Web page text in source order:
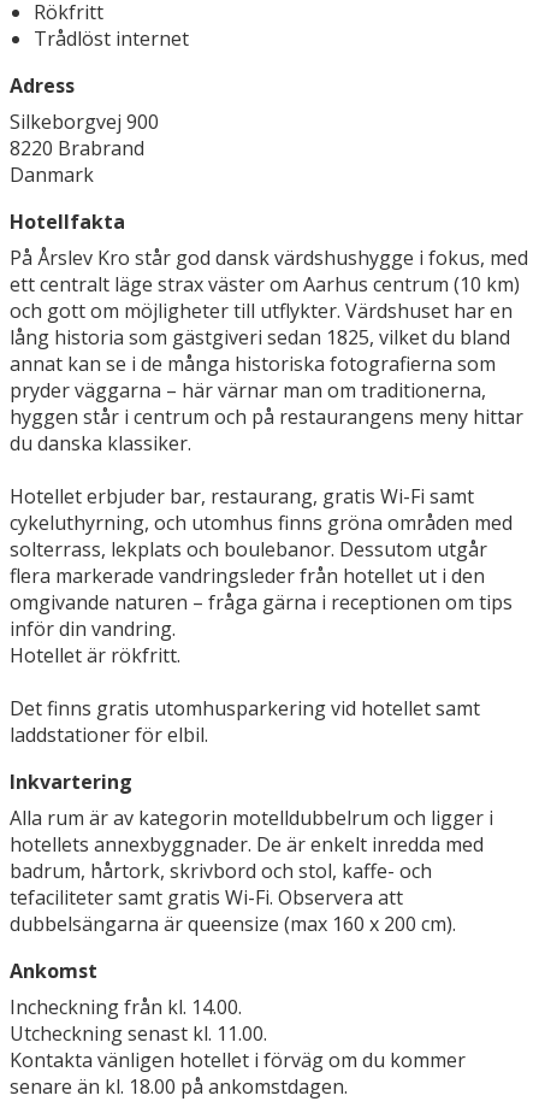
Rökfritt
Trådlöst internet
Adress
Silkeborgvej 900
8220 Brabrand
Danmark
Hotellfakta
På Årslev Kro står god dansk värdshushygge i fokus, med
ett centralt läge strax väster om Aarhus centrum (10 km)
och gott om möjligheter till utflykter. Värdshuset har en
lång historia som gästgiveri sedan 1825, vilket du bland
annat kan se i de många historiska fotografierna som
pryder väggarna – här värnar man om traditionerna,
hyggen står i centrum och på restaurangens meny hittar
du danska klassiker.
Hotellet erbjuder bar, restaurang, gratis Wi-Fi samt
cykeluthyrning, och utomhus finns gröna områden med
solterrass, lekplats och boulebanor. Dessutom utgår
flera markerade vandringsleder från hotellet ut i den
omgivande naturen – fråga gärna i receptionen om tips
inför din vandring.
Hotellet är rökfritt.
Det finns gratis utomhusparkering vid hotellet samt
laddstationer för elbil.
Inkvartering
Alla rum är av kategorin motelldubbelrum och ligger i
hotellets annexbyggnader. De är enkelt inredda med
badrum, hårtork, skrivbord och stol, kaffe- och
tefaciliteter samt gratis Wi-Fi. Observera att
dubbelsängarna är queensize (max 160 x 200 cm).
Ankomst
Incheckning från kl. 14.00.
Utcheckning senast kl. 11.00.
Kontakta vänligen hotellet i förväg om du kommer
senare än kl. 18.00 på ankomstdagen.